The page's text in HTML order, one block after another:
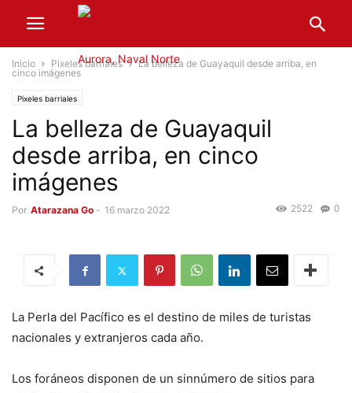
Inicio Pixeles barriales
La belleza de Guayaquil desde arriba, en
cinco imágenes
Pixeles barriales
La belleza de Guayaquil
desde arriba, en cinco
imágenes
Por Atarazana Go - 16 marzo 2022 0
2522
La Perla del Pacífico es el destino de miles de turistas
nacionales y extranjeros cada año.
Los foráneos disponen de un sinnúmero de sitios para